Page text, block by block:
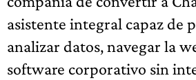
asistente integral capaz de
analizar datos, navegar la
software corporativo sin